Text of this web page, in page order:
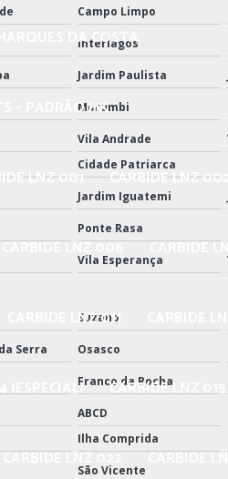
DA COSTA
– PADRÃO MK
LNZ 001 CARBIDE LNZ
CARBIDE LNZ 006 CARBIDE
CARBIDE LNZ 011 CARBIDE
(ESPECIAL) CARBIDE LNZ 015
CARBIDE LNZ 022 CARBIDE
Campo Limpo
Interlagos
Jardim Paulista
Morumbi
Vila Andrade
Cidade Patriarca
Jardim Iguatemi
Ponte Rasa
Vila Esperança
Suzano
Serra Osasco
Franco da Rocha
ABCD
Ilha Comprida
São Vicente